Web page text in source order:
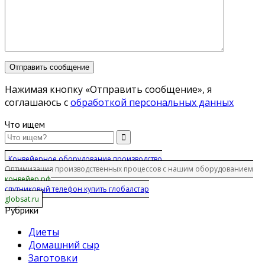
Нажимая кнопку «Отправить сообщение», я
соглашаюсь собработкой персональных данных
Что ищем
Конвейерное оборудование производство
Оптимизация производственных процессов с нашим оборудованием
конвейер.рф
спутниковый телефон купить глобалстар
globsat.ru
Рубрики
Диеты
Домашний сыр
Заготовки